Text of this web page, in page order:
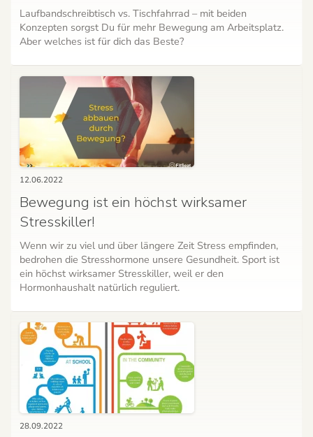
Laufbandschreibtisch vs. Tischfahrrad – mit beiden
Konzepten sorgst Du für mehr Bewegung am Arbeitsplatz.
Aber welches ist für dich das Beste?
12.06.2022
Bewegung ist ein höchst wirksamer
Stresskiller!
Wenn wir zu viel und über längere Zeit Stress empfinden,
bedrohen die Stresshormone unsere Gesundheit. Sport ist
ein höchst wirksamer Stresskiller, weil er den
Hormonhaushalt natürlich reguliert.
28.09.2022